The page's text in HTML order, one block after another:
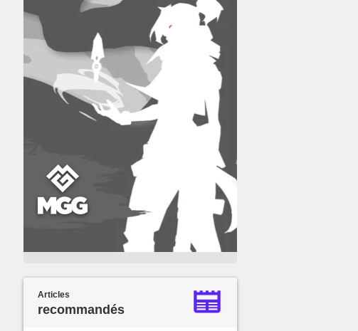
Articles
recommandés